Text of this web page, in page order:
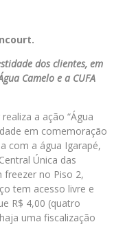
dos clientes, em
Camelo e a CUFA
a ação “Água
em comemoração
com a água Igarapé,
Única das
freezer no Piso 2,
tem acesso livre e
R$ 4,00 (quatro
uma fiscalização